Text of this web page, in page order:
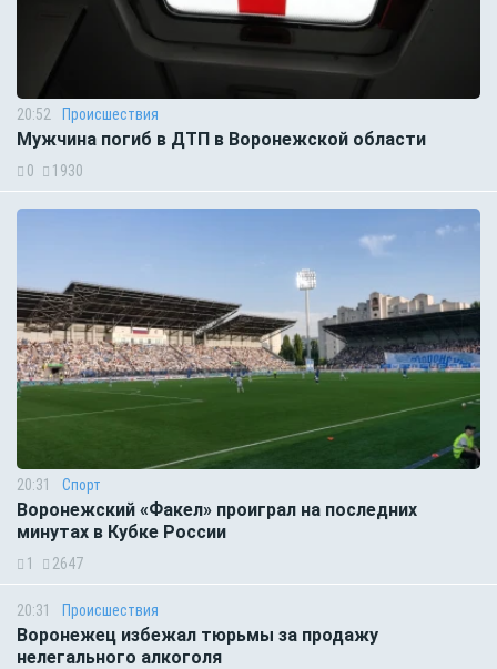
20:52 Происшествия
Мужчина погиб в ДТП в Воронежской области
0 1930
20:31 Спорт
Воронежский «Факел» проиграл на последних
минутах в Кубке России
1 2647
20:31 Происшествия
Воронежец избежал тюрьмы за продажу
нелегального алкоголя